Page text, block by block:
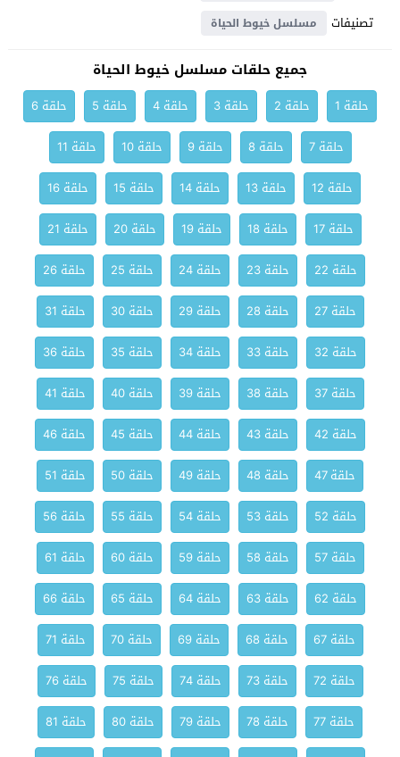
تصنيفات مسلسل خيوط الحياة
جميع حلقات مسلسل خيوط الحياة
حلقة 1 حلقة 2 حلقة 3 حلقة 4 حلقة 5
حلقة 6
حلقة 7
حلقة 8 حلقة 9 حلقة 10
حلقة 11
حلقة 12
حلقة 13 حلقة 14 حلقة 15
حلقة 16
حلقة 17
حلقة 18 حلقة 19 حلقة 20
حلقة 21
حلقة 22
حلقة 23 حلقة 24 حلقة 25
حلقة 26
حلقة 27
حلقة 28 حلقة 29 حلقة 30
حلقة 31
حلقة 32
حلقة 33 حلقة 34 حلقة 35
حلقة 36
حلقة 37
حلقة 38 حلقة 39 حلقة 40
حلقة 41
حلقة 42
حلقة 43 حلقة 44 حلقة 45
حلقة 46
حلقة 47
حلقة 48 حلقة 49 حلقة 50
حلقة 51
حلقة 52
حلقة 53 حلقة 54 حلقة 55
حلقة 56
حلقة 57
حلقة 58 حلقة 59 حلقة 60
حلقة 61
حلقة 62
حلقة 63 حلقة 64 حلقة 65
حلقة 66
حلقة 67
حلقة 68 حلقة 69 حلقة 70
حلقة 71
حلقة 72
حلقة 73 حلقة 74 حلقة 75
حلقة 76
حلقة 77
حلقة 78 حلقة 79 حلقة 80
حلقة 81